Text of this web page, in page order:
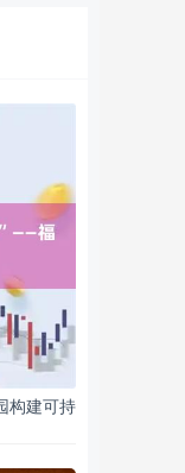
构建可持